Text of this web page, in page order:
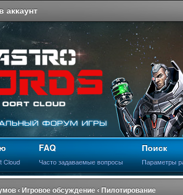
аккаунт
Cloud
FAQ
Часто задаваемые вопросы
Поиск
Параметры
‹ Игровое обсуждение ‹ Пилотирование